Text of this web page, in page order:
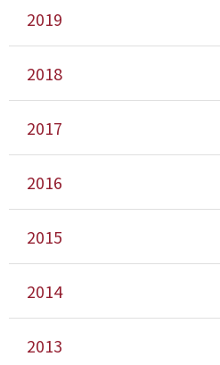
2019
2018
2017
2016
2015
2014
2013